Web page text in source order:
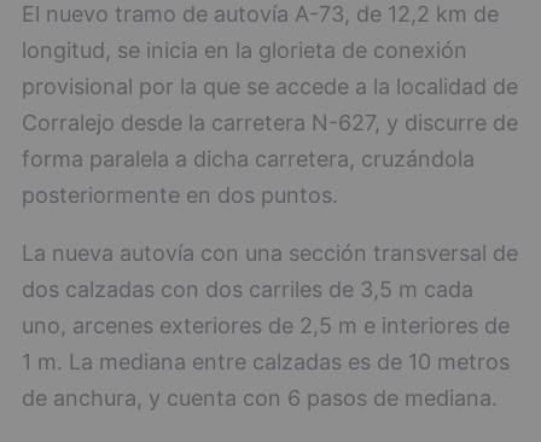
El nuevo tramo de autovía A-73, de 12,2 km de
longitud, se inicia en la glorieta de conexión
provisional por la que se accede a la localidad de
Corralejo desde la carretera N-627, y discurre de
forma paralela a dicha carretera, cruzándola
posteriormente en dos puntos.
La nueva autovía con una sección transversal de
dos calzadas con dos carriles de 3,5 m cada
uno, arcenes exteriores de 2,5 m e interiores de
1 m. La mediana entre calzadas es de 10 metros
de anchura, y cuenta con 6 pasos de mediana.